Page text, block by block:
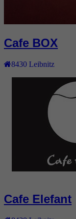
Cafe BOX
8430 Leibnitz
Cafe Elefant